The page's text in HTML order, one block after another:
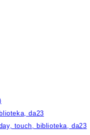
da23
touch, biblioteka, da23